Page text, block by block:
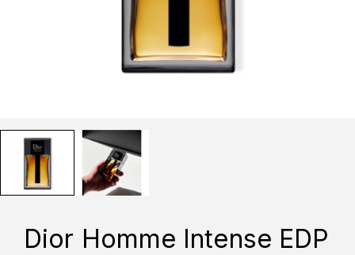
Dior Homme Intense EDP